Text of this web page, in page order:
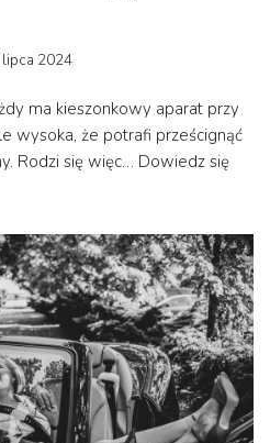
lipca 2024
ma kieszonkowy aparat przy
wysoka, że potrafi prześcignąć
Rodzi się więc… Dowiedz się